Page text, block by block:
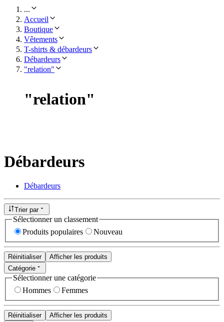
...
Accueil
Boutique
Vêtements
T-shirts & débardeurs
Débardeurs
"relation"
"relation"
Débardeurs
Débardeurs
Trier par
Sélectionner un classement
Produits populaires
Nouveau
Réinitialiser
Afficher les produits
Catégorie
Sélectionner une catégorie
Hommes
Femmes
Réinitialiser
Afficher les produits